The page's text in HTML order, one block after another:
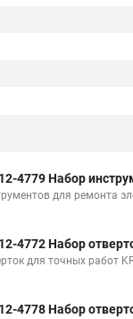
4779 Набор
для ремонта
4772 Набор
для точных работ
4778 Набор